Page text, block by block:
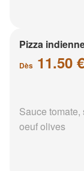
Pizza
Dès 11.50 €
Sauce
oeuf olives